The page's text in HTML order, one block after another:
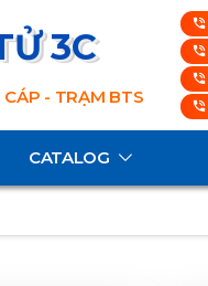
3C
CÁP - TRẠM BTS
CATALOG